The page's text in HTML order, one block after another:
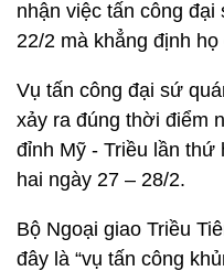
nhận việc tấn công
22/2 mà khẳng định
Vụ tấn công đại sứ
xảy ra đúng thời điểm
đỉnh Mỹ - Triều lần thứ
hai ngày 27 – 28/2.
Bộ Ngoại giao Triều
đây là “vụ tấn công